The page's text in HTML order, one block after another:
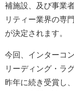
補施設、及び事業
リティー業界の専
が決定されます。
今回、インターコ
リーディング・ラ
昨年に続き受賞し